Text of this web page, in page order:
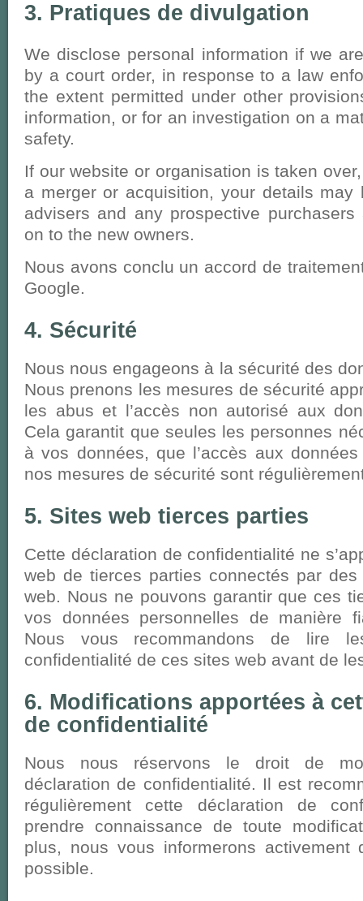
3. Pratiques de divulgation
We disclose personal information if we
by a court order, in response to a law
the extent permitted under other
information, or for an investigation on a
safety.
If our website or organisation is taken
a merger or acquisition, your details may
advisers and any prospective
on to the new owners.
Nous avons conclu un accord de
Google.
4. Sécurité
Nous nous engageons à la sécurité des
Nous prenons les mesures de sécurité
les abus et l’accès non autorisé aux
Cela garantit que seules les personnes
à vos données, que l’accès aux
nos mesures de sécurité sont
5. Sites web tierces parties
Cette déclaration de confidentialité ne
web de tierces parties connectés par
web. Nous ne pouvons garantir que ces
vos données personnelles de manière
Nous vous recommandons de lire
confidentialité de ces sites web avant de
6. Modifications apportées à
de confidentialité
Nous nous réservons le droit de
déclaration de confidentialité. Il est
régulièrement cette déclaration de
prendre connaissance de toute
plus, nous vous informerons activement
possible.